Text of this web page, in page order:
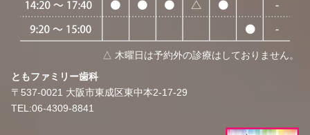
△ 木曜日は予約外の診療はしておりません。
​​ともファミリー歯科
〒537-0021 大阪市東成区東中本2-17-29
TEL:06-4309-8841